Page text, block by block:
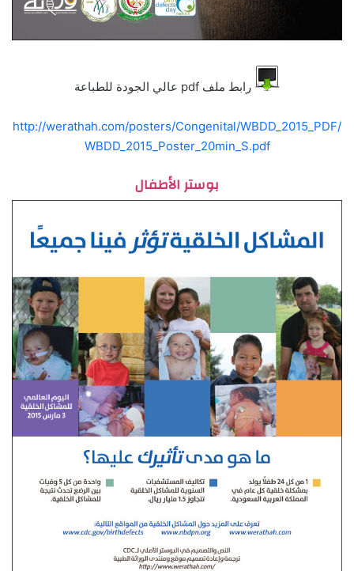
رابط ملف pdf عالي الجودة للطباعة
http://werathah.com/posters/Congenital/WBDD_2015_PDF/
WBDD_2015_Poster_20min_S.pdf
بوستر الأطفال